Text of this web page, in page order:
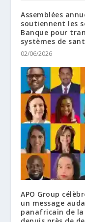
Assemblées
soutiennent les
Banque pour
systèmes de
02/06/2026
APO Group
un message
panafricain de